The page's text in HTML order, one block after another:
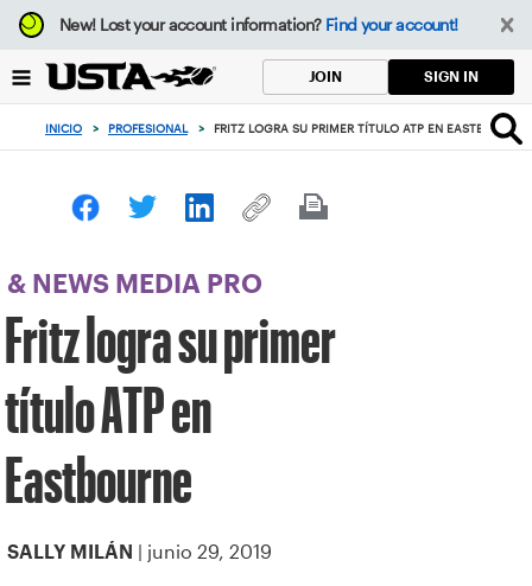
Enfoque
desde
botón
volver
principio
New!Lost your account information? Find your account!
JOIN SIGN IN
INICIO > PROFESIONAL > FRITZ LOGRA SU PRIMER TÍTULO ATP EN EASTBOURNE
& NEWS MEDIA PRO
Fritz logra su primer
título ATP en
Eastbourne
SALLY MILÁN | junio 29, 2019